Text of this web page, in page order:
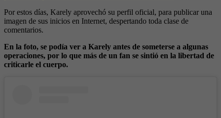
Por estos días, Karely aprovechó su perfil oficial, para publicar una
imagen de sus inicios en Internet, despertando toda clase de
comentarios.
En la foto, se podía ver a Karely antes de someterse a algunas
operaciones, por lo que más de un fan se sintió en la libertad de
criticarle el cuerpo.